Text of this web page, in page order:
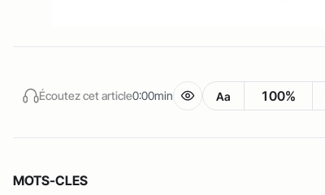
Écoutez cet article0:00min Aa 100%
MOTS-CLES